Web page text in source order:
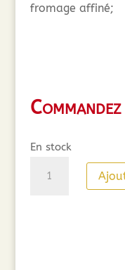
fromage affiné;
En stock